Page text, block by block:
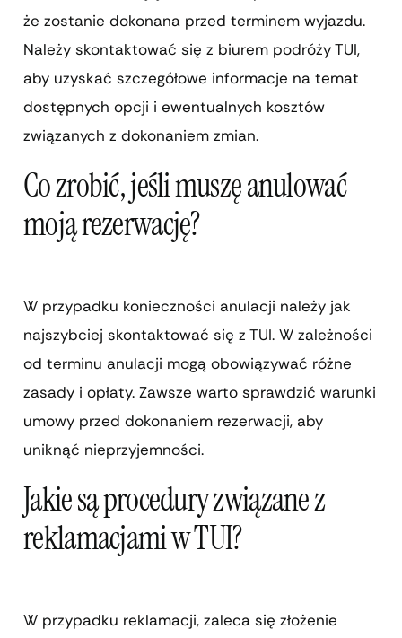
że zostanie dokonana przed terminem wyjazdu.
Należy skontaktować się z biurem podróży TUI,
aby uzyskać szczegółowe informacje na temat
dostępnych opcji i ewentualnych kosztów
związanych z dokonaniem zmian.
Co zrobić, jeśli muszę anulować
moją rezerwację?
W przypadku konieczności anulacji należy jak
najszybciej skontaktować się z TUI. W zależności
od terminu anulacji mogą obowiązywać różne
zasady i opłaty. Zawsze warto sprawdzić warunki
umowy przed dokonaniem rezerwacji, aby
uniknąć nieprzyjemności.
Jakie są procedury związane z
reklamacjami w TUI?
W przypadku reklamacji, zaleca się złożenie